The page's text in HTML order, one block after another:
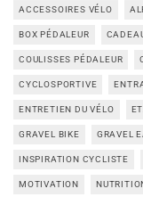
ACCESSOIRES VÉLO
BOX PÉDALEUR
COULISSES PÉDALEUR
CYCLOSPORTIVE
ENTRETIEN DU VÉLO
GRAVEL BIKE GRAVEL
INSPIRATION CYCLISTE
MOTIVATION